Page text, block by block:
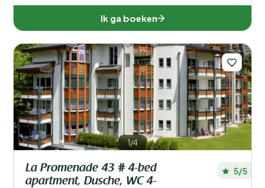
Ik ga boeken
1/4
La Promenade 43 # 4-bed
apartment, Dusche, WC 4-
5/5